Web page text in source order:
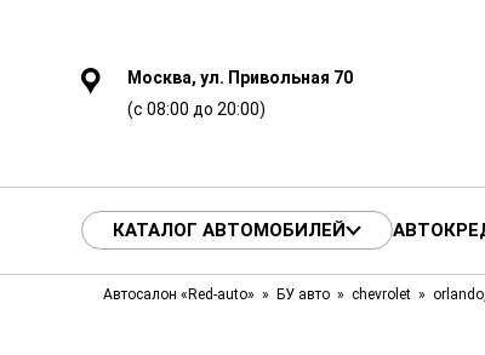
Москва, ул. Привольная 70
(с 08:00 до 20:00)
КАТАЛОГ АВТОМОБИЛЕЙ
Автосалон «Red-auto» БУ авто chevrolet